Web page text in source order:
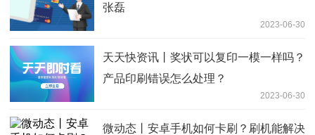
张磊
2023-06-30
天天快资讯丨奖状可以复印一模一样吗？
产品印刷错误怎么处理？
2023-06-30
微动态丨安卓手机如何卡刷？刷机能解决